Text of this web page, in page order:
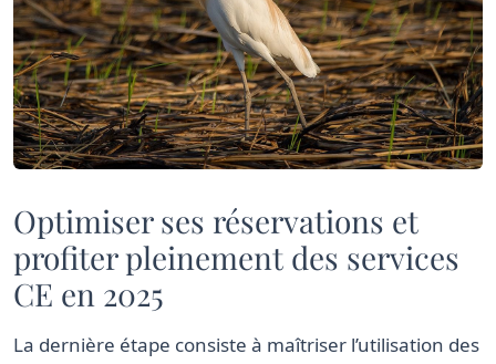
Optimiser ses réservations et
profiter pleinement des services
CE en 2025
La dernière étape consiste à maîtriser l’utilisation des